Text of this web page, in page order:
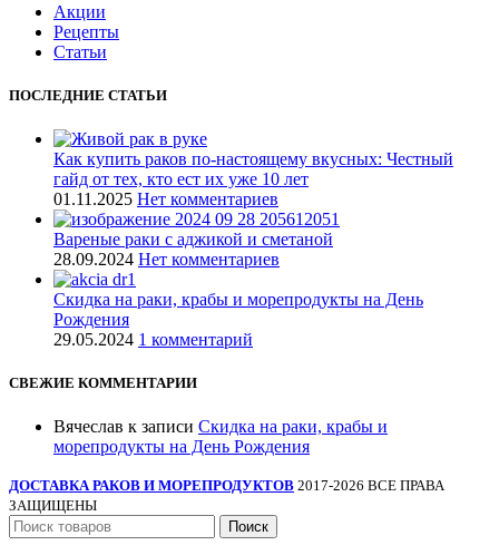
Акции
Рецепты
Статьи
ПОСЛЕДНИЕ СТАТЬИ
Как купить раков по-настоящему вкусных: Честный
гайд от тех, кто ест их уже 10 лет
01.11.2025 Нет комментариев
Вареные раки с аджикой и сметаной
28.09.2024 Нет комментариев
Скидка на раки, крабы и морепродукты на День
Рождения
29.05.2024 1 комментарий
СВЕЖИЕ КОММЕНТАРИИ
Вячеслав к записи Скидка на раки, крабы и
морепродукты на День Рождения
ДОСТАВКА РАКОВ И МОРЕПРОДУКТОВ 2017-2026 ВСЕ ПРАВА
ЗАЩИЩЕНЫ
Поиск